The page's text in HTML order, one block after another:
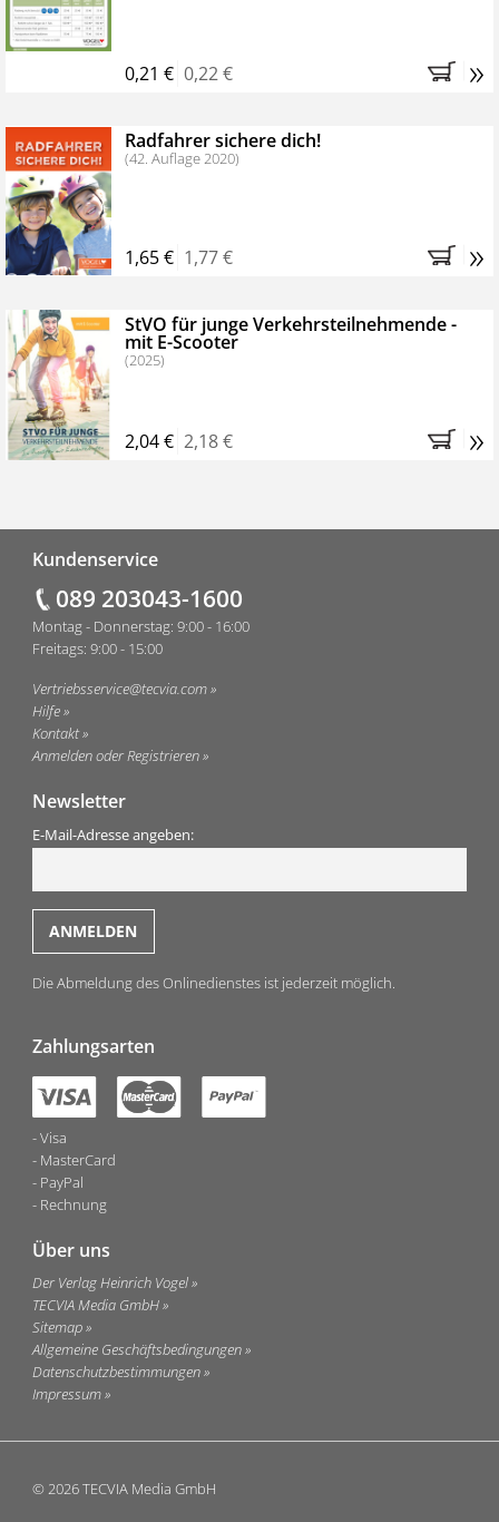
0,21 € 0,22 € »
Radfahrer sichere dich!
(42. Auflage 2020)
1,65 € 1,77 € »
StVO für junge Verkehrsteilnehmende -
mit E-Scooter
(2025)
2,04 € 2,18 € »
Kundenservice
089 203043-1600
Montag - Donnerstag: 9:00 - 16:00
Freitags: 9:00 - 15:00
Vertriebsservice@tecvia.com
Hilfe
Kontakt
Anmelden oder Registrieren
Newsletter
E-Mail-Adresse angeben:
Die Abmeldung des Onlinedienstes ist jederzeit möglich.
Zahlungsarten
Visa
MasterCard
PayPal
Rechnung
Über uns
Der Verlag Heinrich Vogel
TECVIA Media GmbH
Sitemap
Allgemeine Geschäftsbedingungen
Datenschutzbestimmungen
Impressum
© 2026 TECVIA Media GmbH